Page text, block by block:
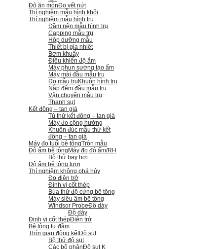
Độ ăn mònĐo vết nứt
Thí nghiệm mẫu hình khối
Thí nghiệm mẫu hình trụ
Đầm nện mẫu hình trụ
Capping mẫu trụ
Hộp dưỡng mẫu
Thiết bị gia nhiệt
Bơm khuấy
Điều khiển độ ẩm
Máy phun sương tạo ẩm
Máy mài đầu mẫu trụ
Đo mẫu trụ Khuôn hình trụ
Nắp đệm đầu mẫu trụ
Vận chuyển mẫu trụ
Thanh sụt
Kết đông – tan giá
Tủ thử kết đông – tan giá
Máy đo cộng hưởng
Khuôn đúc mẫu thử kết
đông – tan giá
Máy đo tuổi bê tôngTrộn mẫu
Độ ẩm bê tông Máy đo độ ẩm/RH
Bộ thử bay hơi
Độ ẩm bê tông tươi
Thí nghiệm không phá hủy
Đo điện trở
Định vị cốt thép
Búa thử độ cứng bê tông
Máy siêu âm bê tông
Windsor ProbeĐộ dày
Độ dày
Định vị cốt thépĐiện trở
Bê tông tự đầm
Thời gian đông kếtĐộ sụt
Bộ thử độ sụt
Các bộ phậnĐộ sụt K